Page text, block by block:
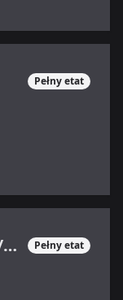
Pełny etat
Front end Web Developer/Grafik Pełny etat